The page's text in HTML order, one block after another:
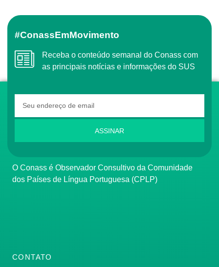
#ConassEmMovimento
Receba o conteúdo semanal do Conass com
as principais notícias e informações do SUS
ASSINAR
O Conass é Observador Consultivo da Comunidade
dos Países de Língua Portuguesa (CPLP)
CONTATO